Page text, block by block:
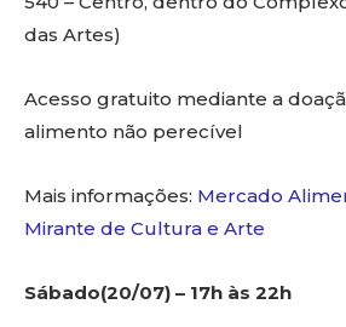
das Artes)
Acesso gratuito mediante a
alimento não perecível
Mais informações: Mercado
Mirante de Cultura e Arte
Sábado(20/07) – 17h às 22h